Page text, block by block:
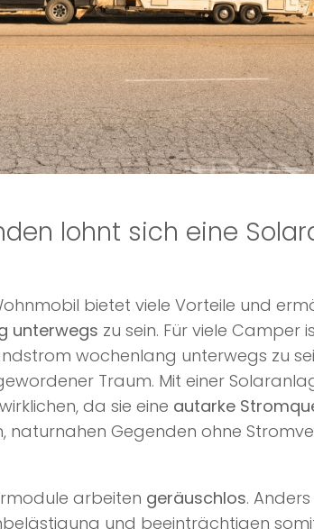
lohnt sich eine
bietet viele Vorteile und
unterwegs zu sein. Für viele Camper
wochenlang unterwegs zu
Traum. Mit einer
da sie eine autarke
naturnahen Gegenden ohne
arbeiten geräuschlos.
und beeinträchtigen